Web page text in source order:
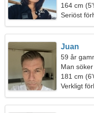
164 cm
Seriöst
Juan
59 år
Man
181 cm
Verkligt